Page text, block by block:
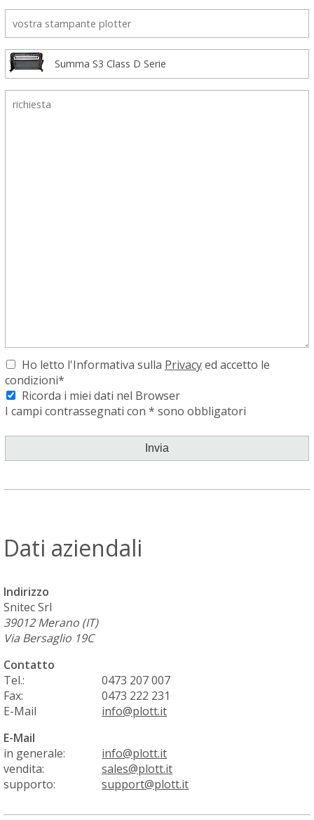
Ho letto l'Informativa sulla Privacyed accetto le
condizioni*
Ricorda i miei dati nel Browser
I campi contrassegnati con * sono obbligatori
Dati aziendali
Indirizzo
Snitec Srl
39012 Merano (IT)
Via Bersaglio 19C
Contatto
Tel.:
0473 207 007
Fax:
0473 222 231
E-Mail
info@plott.it
E-Mail
in generale:
info@plott.it
vendita:
sales@plott.it
supporto:
support@plott.it